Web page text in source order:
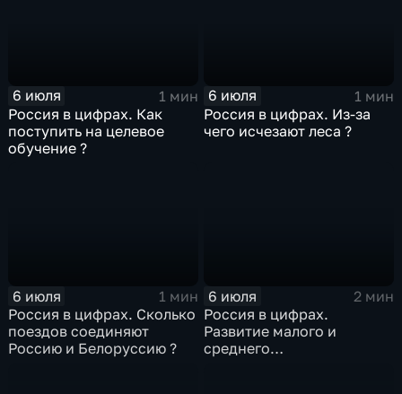
6 июля
1 мин
Россия в цифрах. Как
поступить на целевое
обучение ?
6 июля
1 мин
Россия в цифрах. Из-за
чего исчезают леса ?
6 июля
1 мин
Россия в цифрах. Сколько
поездов соединяют
Россию и Белоруссию ?
6 июля
2 мин
Россия в цифрах.
Развитие малого и
среднего